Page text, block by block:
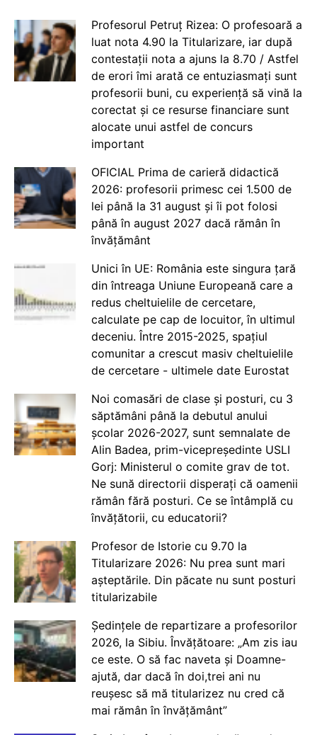
Profesorul Petruț Rizea: O profesoară a
luat nota 4.90 la Titularizare, iar după
contestații nota a ajuns la 8.70 / Astfel
de erori îmi arată ce entuziasmați sunt
profesorii buni, cu experiență să vină la
corectat și ce resurse financiare sunt
alocate unui astfel de concurs
important
OFICIAL Prima de carieră didactică
2026: profesorii primesc cei 1.500 de
lei până la 31 august și îi pot folosi
până în august 2027 dacă rămân în
învățământ
Unici în UE: România este singura țară
din întreaga Uniune Europeană care a
redus cheltuielile de cercetare,
calculate pe cap de locuitor, în ultimul
deceniu. Între 2015-2025, spațiul
comunitar a crescut masiv cheltuielile
de cercetare - ultimele date Eurostat
Noi comasări de clase și posturi, cu 3
săptămâni până la debutul anului
școlar 2026-2027, sunt semnalate de
Alin Badea, prim-vicepreședinte USLI
Gorj: Ministerul o comite grav de tot.
Ne sună directorii disperați că oamenii
rămân fără posturi. Ce se întâmplă cu
învățătorii, cu educatorii?
Profesor de Istorie cu 9.70 la
Titularizare 2026: Nu prea sunt mari
așteptările. Din păcate nu sunt posturi
titularizabile
Ședințele de repartizare a profesorilor
2026, la Sibiu. Învățătoare: „Am zis iau
ce este. O să fac naveta și Doamne-
ajută, dar dacă în doi,trei ani nu
reușesc să mă titularizez nu cred că
mai rămân în învățământ”